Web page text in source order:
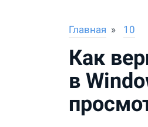
Главная 10
Как
в